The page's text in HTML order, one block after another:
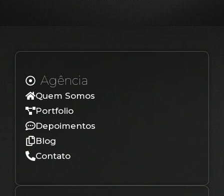
Agência
Quem Somos
Portfolio
Depoimentos
Blog
Contato